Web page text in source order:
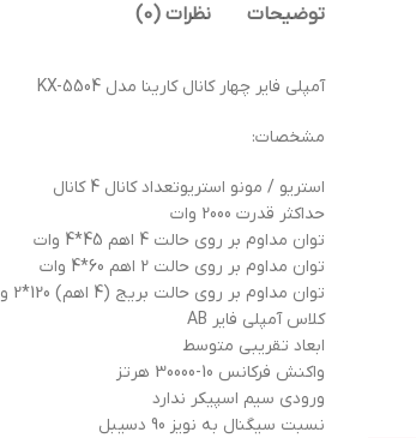
توضیحات نظرات (0)
آمپلی فایر چهار کانال کارینا مدل KX-5504
مشخصات:
استریو / مونو استریوتعداد کانال 4 کانال
حداکثر قدرت 2000 وات
توان مداوم بر روی حالت 4 اهم 45*4 وات
توان مداوم بر روی حالت 2 اهم 60*4 وات
توان مداوم بر روی حالت بریج (4 اهم) 120*2 وات
کلاس آمپلی فایر AB
ابعاد تقریبی متوسط
واکنش فرکانس 10-30000 هرتز
ورودی سیم اسپیکر ندارد
نسبت سیگنال به نویز 90 دسیبل